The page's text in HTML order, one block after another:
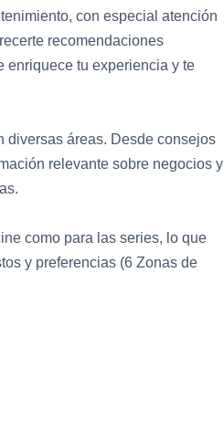
con especial atención
recomendaciones
enriquece tu experiencia y te
diversas áreas. Desde consejos
relevante sobre negocios y
como para las series, lo que
y preferencias (6 Zonas de